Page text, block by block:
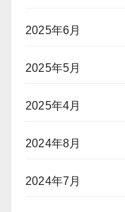
2025年6月
2025年5月
2025年4月
2024年8月
2024年7月